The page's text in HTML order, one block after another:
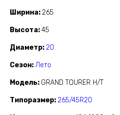
Ширина 265
Высота 45
Диаметр 20
Сезон Лето
Модель GRAND TOURER H/T
Типоразмер 265/45R20